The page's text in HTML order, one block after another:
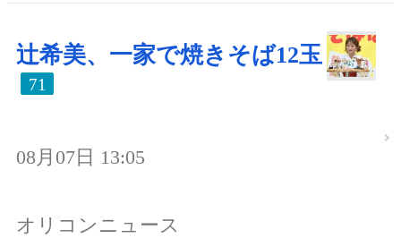
辻希美、一家で焼きそば12玉
71
08月07日 13:05
オリコンニュース